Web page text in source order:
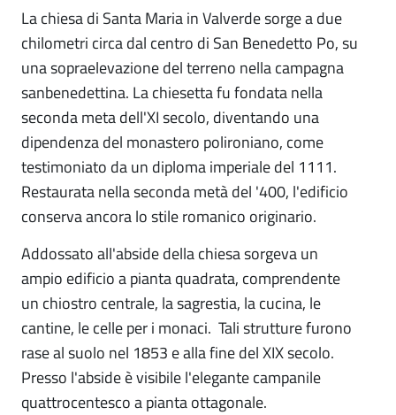
La chiesa di Santa Maria in Valverde sorge a due
chilometri circa dal centro di San Benedetto Po, su
una sopraelevazione del terreno nella campagna
sanbenedettina. La chiesetta fu fondata nella
seconda meta dell'XI secolo, diventando una
dipendenza del monastero polironiano, come
testimoniato da un diploma imperiale del 1111.
Restaurata nella seconda metà del '400, l'edificio
conserva ancora lo stile romanico originario.
Addossato all'abside della chiesa sorgeva un
ampio edificio a pianta quadrata, comprendente
un chiostro centrale, la sagrestia, la cucina, le
cantine, le celle per i monaci. Tali strutture furono
rase al suolo nel 1853 e alla fine del XIX secolo.
Presso l'abside è visibile l'elegante campanile
quattrocentesco a pianta ottagonale.